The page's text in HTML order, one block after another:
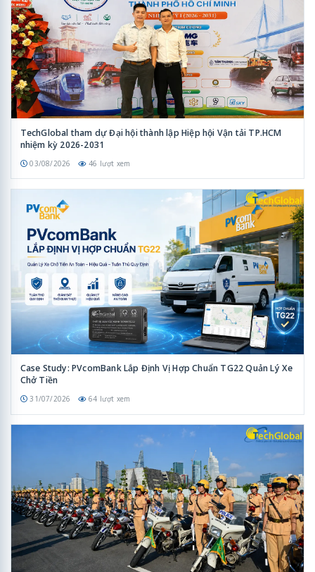
TechGlobal tham dự Đại hội thành lập Hiệp hội Vận tải TP.HCM
nhiệm kỳ 2026-2031
03/08/2026 46 lượt xem
Case Study: PVcomBank Lắp Định Vị Hợp Chuẩn TG22 Quản Lý Xe
Chở Tiền
31/07/2026 64 lượt xem